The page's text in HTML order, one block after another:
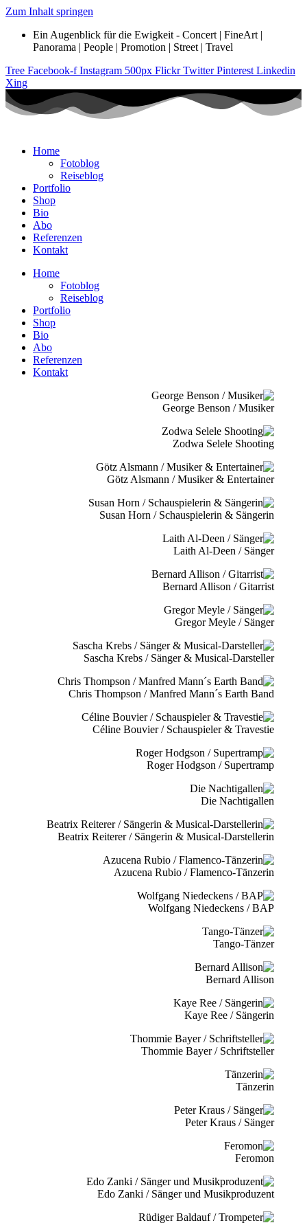
Zum Inhalt springen
Ein Augenblick für die Ewigkeit - Concert | FineArt |
Panorama | People | Promotion | Street | Travel
Tree Facebook-f Instagram 500px Flickr Twitter Pinterest Linkedin
Xing
Home
Fotoblog
Reiseblog
Portfolio
Shop
Bio
Abo
Referenzen
Kontakt
Home
Fotoblog
Reiseblog
Portfolio
Shop
Bio
Abo
Referenzen
Kontakt
George Benson / Musiker
Zodwa Selele Shooting
Götz Alsmann / Musiker & Entertainer
Susan Horn / Schauspielerin & Sängerin
Laith Al-Deen / Sänger
Bernard Allison / Gitarrist
Gregor Meyle / Sänger
Sascha Krebs / Sänger & Musical-Darsteller
Chris Thompson / Manfred Mann´s Earth Band
Céline Bouvier / Schauspieler & Travestie
Roger Hodgson / Supertramp
Die Nachtigallen
Beatrix Reiterer / Sängerin & Musical-Darstellerin
Azucena Rubio / Flamenco-Tänzerin
Wolfgang Niedeckens / BAP
Tango-Tänzer
Bernard Allison
Kaye Ree / Sängerin
Thommie Bayer / Schriftsteller
Tänzerin
Peter Kraus / Sänger
Feromon
Edo Zanki / Sänger und Musikproduzent